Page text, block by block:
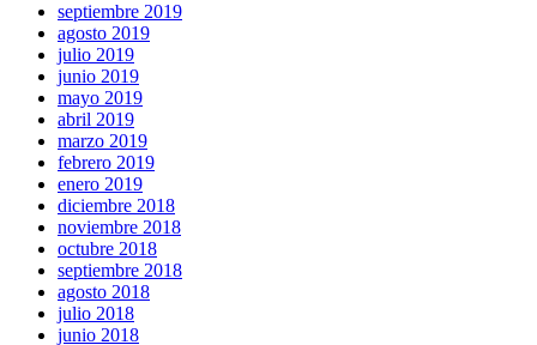
septiembre 2019
agosto 2019
julio 2019
junio 2019
mayo 2019
abril 2019
marzo 2019
febrero 2019
enero 2019
diciembre 2018
noviembre 2018
octubre 2018
septiembre 2018
agosto 2018
julio 2018
junio 2018